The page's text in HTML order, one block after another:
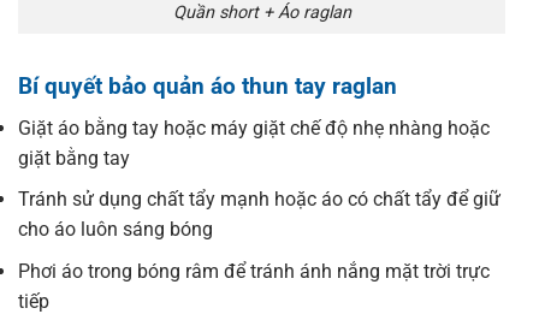
Quần short + Áo raglan
Bí quyết bảo quản áo thun tay raglan
Giặt áo bằng tay hoặc máy giặt chế độ nhẹ nhàng hoặc
giặt bằng tay
Tránh sử dụng chất tẩy mạnh hoặc áo có chất tẩy để giữ
cho áo luôn sáng bóng
Phơi áo trong bóng râm để tránh ánh nắng mặt trời trực
tiếp